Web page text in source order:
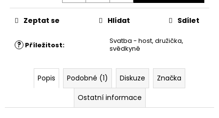
? Příležitost:
Svatba - host, družička,
svědkyně
Zeptat se Hlídat Sdílet
Popis Podobné (1) Diskuze
Značka
Ostatní informace